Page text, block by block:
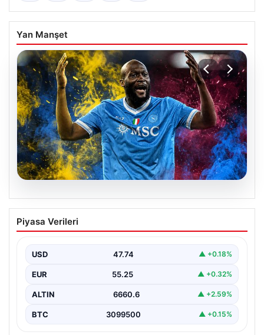
Yan Manşet
Fenerbahçe istemişti, Trabzonspor
Lukaku’yu da alıyor!
Piyasa Verileri
USD 47.74 ▲ +0.18%
EUR 55.25 ▲ +0.32%
ALTIN 6660.6 ▲ +2.59%
BTC 3099500 ▲ +0.15%